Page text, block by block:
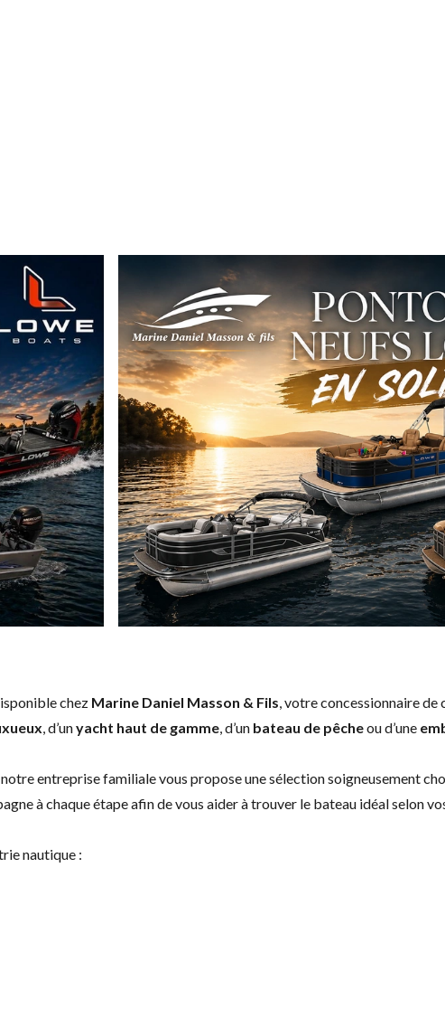
chez Marine Daniel Masson & Fils, votre concessionnaire de
, d’unyacht haut de gamme, d’un bateau de pêcheou d’une
notre entreprise familiale vous propose une sélection soigneusement
à chaque étape afin de vous aider à trouver le bateau idéal selon
nautique :